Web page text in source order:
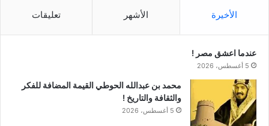
الأخيرة الأشهر تعليقات
عندما اعشق مصر !
5 أغسطس، 2026
محمد بن عبدالله الحوطي القيمة المضافة للفكر
والثقافة والتاريخ !
5 أغسطس، 2026